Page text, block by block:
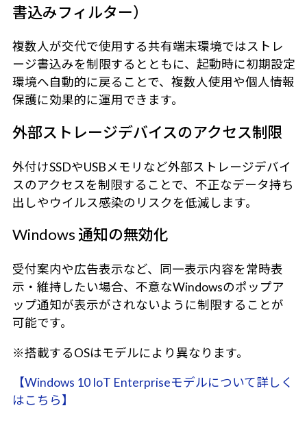
書込みフィルター）
複数人が交代で使用する共有端末環境ではストレ
ージ書込みを制限するとともに、起動時に初期設定
環境へ自動的に戻ることで、複数人使用や個人情報
保護に効果的に運用できます。
外部ストレージデバイスのアクセス制限
外付けSSDやUSBメモリなど外部ストレージデバイ
スのアクセスを制限することで、不正なデータ持ち
出しやウイルス感染のリスクを低減します。
Windows 通知の無効化
受付案内や広告表示など、同一表示内容を常時表
示・維持したい場合、不意なWindowsのポップア
ップ通知が表示がされないように制限することが
可能です。
※搭載するOSはモデルにより異なります。
【Windows 10 IoT Enterpriseモデルについて詳しく
はこちら】